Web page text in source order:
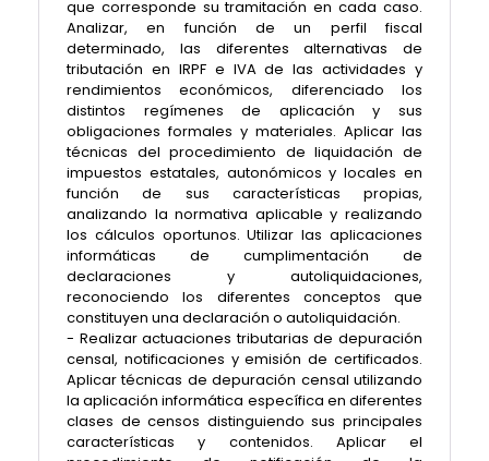
que corresponde su tramitación en cada caso.
Analizar, en función de un perfil fiscal
determinado, las diferentes alternativas de
tributación en IRPF e IVA de las actividades y
rendimientos económicos, diferenciado los
distintos regímenes de aplicación y sus
obligaciones formales y materiales. Aplicar las
técnicas del procedimiento de liquidación de
impuestos estatales, autonómicos y locales en
función de sus características propias,
analizando la normativa aplicable y realizando
los cálculos oportunos. Utilizar las aplicaciones
informáticas de cumplimentación de
declaraciones y autoliquidaciones,
reconociendo los diferentes conceptos que
constituyen una declaración o autoliquidación.
- Realizar actuaciones tributarias de depuración
censal, notificaciones y emisión de certificados.
Aplicar técnicas de depuración censal utilizando
la aplicación informática específica en diferentes
clases de censos distinguiendo sus principales
características y contenidos. Aplicar el